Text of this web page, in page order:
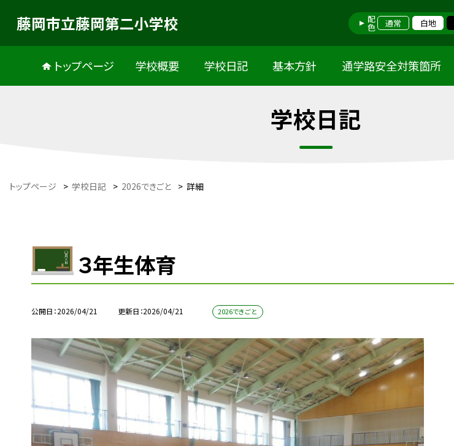
藤岡市立藤岡第二小学校 配色 通常 白地
トップページ 学校概要 学校日記 基本方針 通学路安全対策箇所
学校日記
トップページ > 学校日記 > 2026できごと > 詳細
３年生体育
公開日 2026/04/21 更新日 2026/04/21 2026できごと